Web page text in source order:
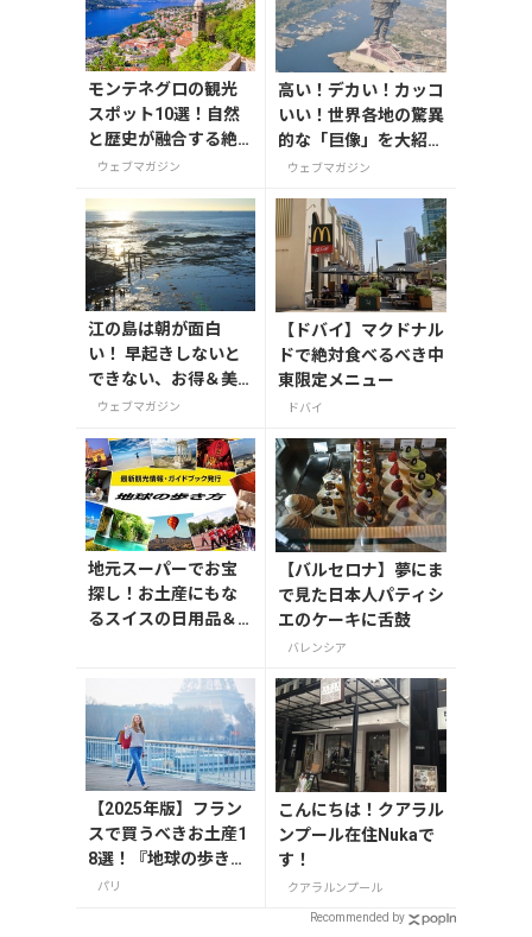
モンテネグロの観光
スポット10選！自然
と歴史が融合する絶
景の旅
ウェブマガジン
高い！デカい！カッコ
いい！世界各地の驚異
的な「巨像」を大紹
介。
ウェブマガジン
江の島は朝が面白
い！ 早起きしないと
できない、お得＆美
味しいがたくさんの
ウェブマガジン
【ドバイ】マクドナル
ドで絶対食べるべき中
東限定メニュー
ドバイ
地元スーパーでお宝
探し！お土産にもな
るスイスの日用品＆
【バルセロナ】夢にま
で見た日本人パティシ
エのケーキに舌鼓
バレンシア
【2025年版】フラン
スで買うべきお土産1
8選！『地球の歩き
方』編集者おすすめ
パリ
こんにちは！クアラル
ンプール在住Nukaで
す！
クアラルンプール
Recommended by